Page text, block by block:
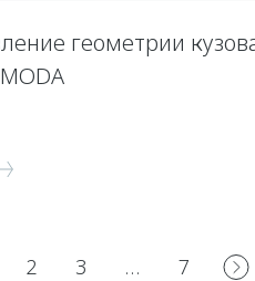
геометрии
2 3 … 7